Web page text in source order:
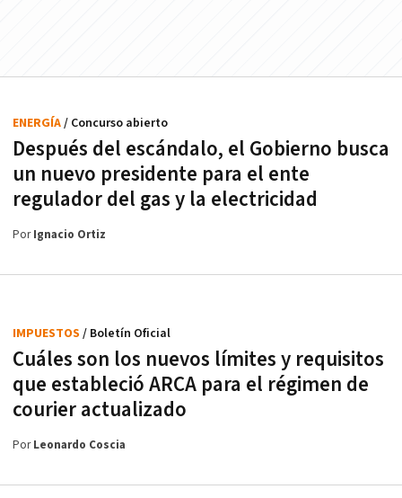
Después del escándalo, el Gobierno busca
un nuevo presidente para el ente
regulador del gas y la electricidad
ENERGÍA/ Concurso abierto
PorIgnacio Ortiz
Cuáles son los nuevos límites y requisitos
que estableció ARCA para el régimen de
courier actualizado
IMPUESTOS / Boletín Oficial
PorLeonardo Coscia